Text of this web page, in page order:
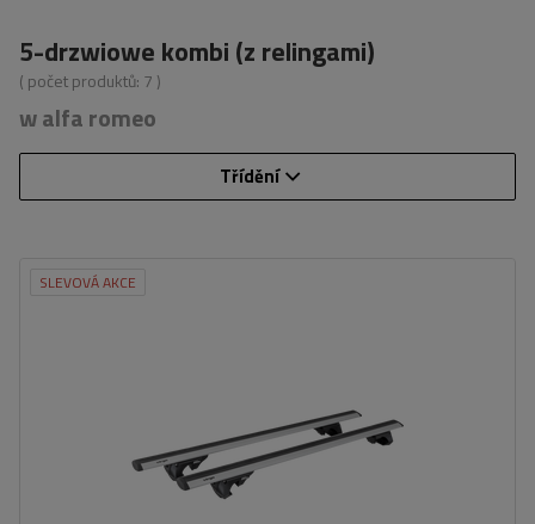
5-drzwiowe kombi (z relingami)
( počet produktů: 7 )
w alfa romeo
Třídění
SLEVOVÁ AKCE